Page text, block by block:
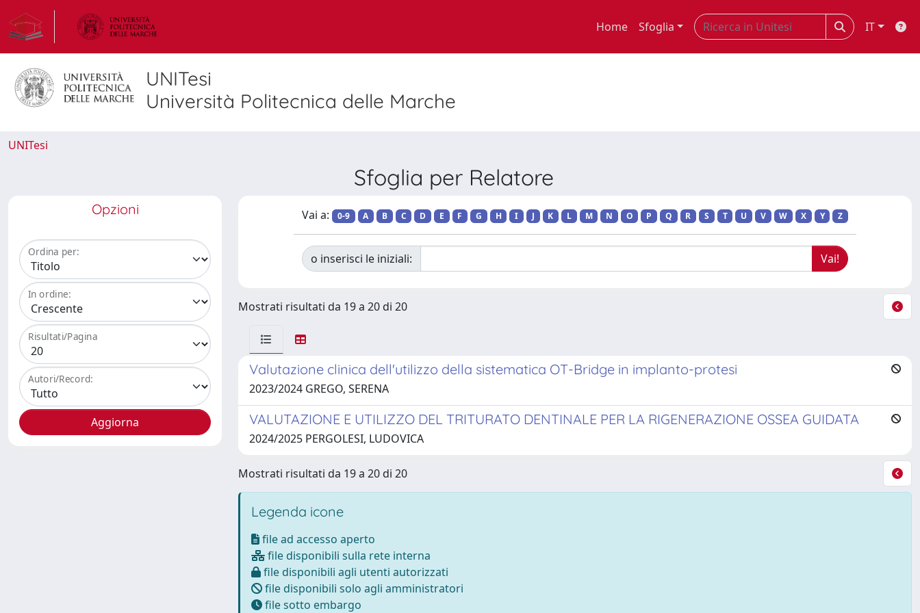
Home Sfoglia IT
UNITesi
Università Politecnica delle Marche
UNITesi
Sfoglia per Relatore
Opzioni
Ordina per:
In ordine:
Risultati/Pagina
Autori/Record:
Vai a: 0-9 A B C D E F G H I J K L M N O P Q R S T U V W X Y Z
o inserisci le iniziali:
Mostrati risultati da 19 a 20 di 20
Valutazione clinica dell'utilizzo della sistematica OT-Bridge in implanto-protesi
2023/2024 GREGO, SERENA
VALUTAZIONE E UTILIZZO DEL TRITURATO DENTINALE PER LA RIGENERAZIONE OSSEA GUIDATA
2024/2025 PERGOLESI, LUDOVICA
Mostrati risultati da 19 a 20 di 20
Legenda icone
file ad accesso aperto
file disponibili sulla rete interna
file disponibili agli utenti autorizzati
file disponibili solo agli amministratori
file sotto embargo